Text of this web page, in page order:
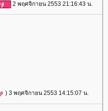
2 พฤศจิกายน 2553 21:16:43 น.
) 3 พฤศจิกายน 2553 14:15:07 น.